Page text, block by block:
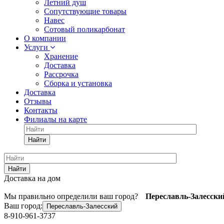
Летний душ
Сопутствующие товары
Навес
Сотовый поликарбонат
О компании
Услуги
Хранение
Доставка
Рассрочка
Сборка и установка
Доставка
Отзывы
Контакты
Филиалы на карте
Найти
Найти
Доставка на дом
Мы правильно определили ваш город? Переславль-
Ваш город:
Переславль-Залесский
8-910-961-3737